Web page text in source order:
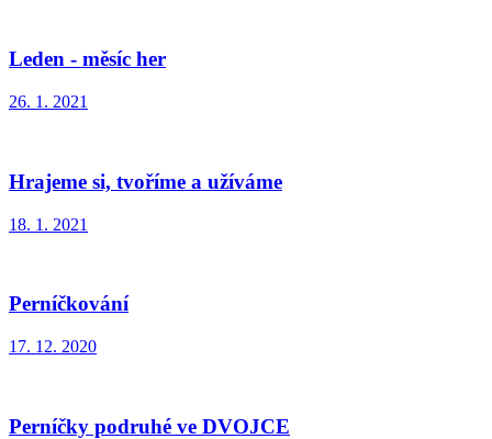
Leden - měsíc her
26. 1. 2021
Hrajeme si, tvoříme a užíváme
18. 1. 2021
Perníčkování
17. 12. 2020
Perníčky podruhé ve DVOJCE